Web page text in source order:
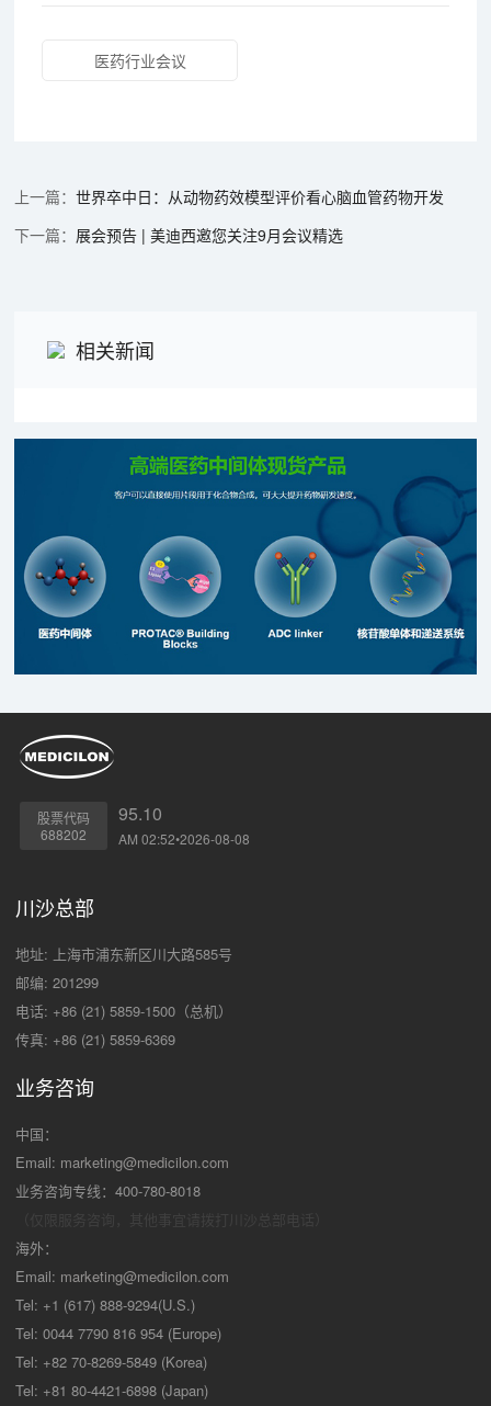
医药行业会议
世界卒中日：从动物药效模型评价看心脑血管药物开发
展会预告 | 美迪西邀您关注9月会议精选
相关新闻
股票代码
688202
95.10
AM 02:52•2026-08-08
川沙总部
地址: 上海市浦东新区川大路585号
邮编: 201299
电话: +86 (21) 5859-1500（总机）
传真: +86 (21) 5859-6369
业务咨询
中国：
Email: marketing@medicilon.com
业务咨询专线：400-780-8018
海外：
Email: marketing@medicilon.com
Tel: +1 (617) 888-9294(U.S.)
Tel: 0044 7790 816 954 (Europe)
Tel: +82 70-8269-5849 (Korea)
Tel: +81 80-4421-6898 (Japan)